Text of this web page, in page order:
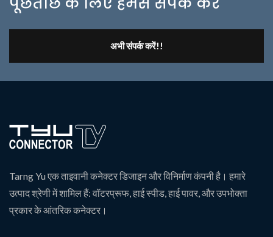
अभी संपर्क करें!!
Tarng Yu एक ताइवानी कनेक्टर डिजाइन और विनिर्माण कंपनी है। हमारे
उत्पाद श्रेणी में शामिल हैं: वॉटरप्रूफ, हाई स्पीड, हाई पावर, और उपभोक्ता
प्रकार के आंतरिक कनेक्टर।